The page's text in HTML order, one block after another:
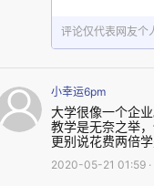
评论仅代表网友个
小幸运6pm
大学很像一个企
教学是无奈之举
更别说花费两倍
2020-05-21 01:59 ·